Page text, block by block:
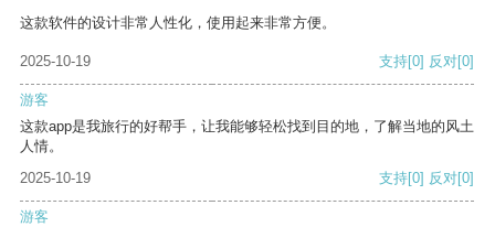
这款软件的设计非常人性化，使用起来非常方便。
2025-10-19 支持[0] 反对[0]
游客
这款app是我旅行的好帮手，让我能够轻松找到目的地，了解当地的风土
人情。
2025-10-19
支持[0] 反对[0]
游客